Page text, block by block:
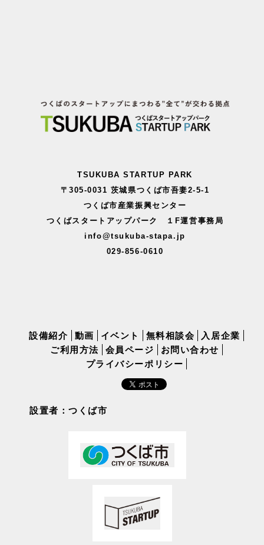
TSUKUBA STARTUP PARK
〒305-0031 茨城県つくば市吾妻2-5-1
つくば市産業振興センター
つくばスタートアップパーク １F運営事務局
info@tsukuba-stapa.jp
029-856-0610
設備紹介 動画 イベント 無料相談会
入居企業
ご利用方法
会員ページ
お問い合わせ
プライバシーポリシー
設置者：つくば市